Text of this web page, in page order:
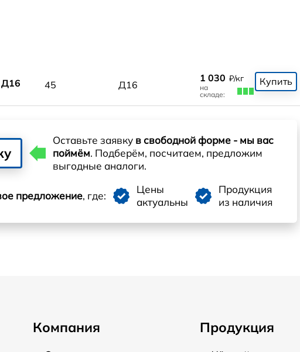
Д16 45 Д16
1 030 ₽/кг
на
складе:
Купить
Оставьте заявку в свободной форме - мы вас
поймём. Подберём, посчитаем, предложим
выгодные аналоги.
предложение, где:
Цены
актуальны
Продукция
из наличия
Компания Продукция